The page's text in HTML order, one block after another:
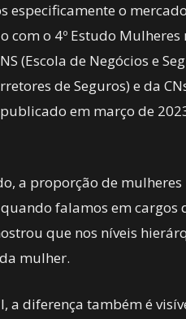
especificamente o
com o 4º Estudo
(Escola de Negócios e
de Seguros) e da
em março de
a proporção de
falamos em cargos
que nos níveis
mulher.
a diferença também é